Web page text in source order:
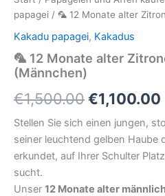
papagei / 🦜 12 Monate alter
Kakadu papagei, Kakadus
🦜 12 Monate alter
(Männchen)
€1,500.00
Preis
war:
€1,100.00
Stellen Sie sich einen jungen,
seiner leuchtend gelben Haube
erkundet, auf Ihrer Schulter
sucht.
Unser 12 Monate alter